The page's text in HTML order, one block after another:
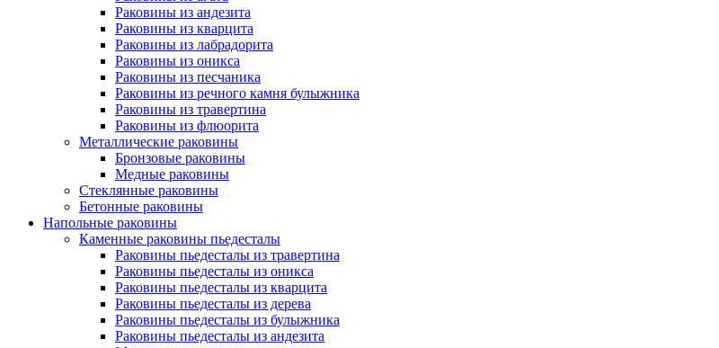
Раковины из андезита
Раковины из кварцита
Раковины из лабрадорита
Раковины из оникса
Раковины из песчаника
Раковины из речного камня булыжника
Раковины из травертина
Раковины из флюорита
Металлические раковины
Бронзовые раковины
Медные раковины
Стеклянные раковины
Бетонные раковины
Напольные раковины
Каменные раковины пьедесталы
Раковины пьедесталы из травертина
Раковины пьедесталы из оникса
Раковины пьедесталы из кварцита
Раковины пьедесталы из дерева
Раковины пьедесталы из булыжника
Раковины пьедесталы из андезита